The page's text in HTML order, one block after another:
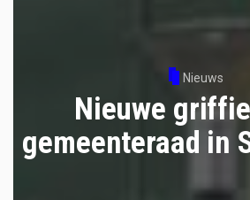
Nieuws
Nieuwe
gemeenteraad in